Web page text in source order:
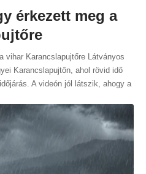
érkezett meg a
vihar Karancslapujtőre Látványos
Karancslapujtőn, ahol rövid idő
A videón jól látszik, ahogy a